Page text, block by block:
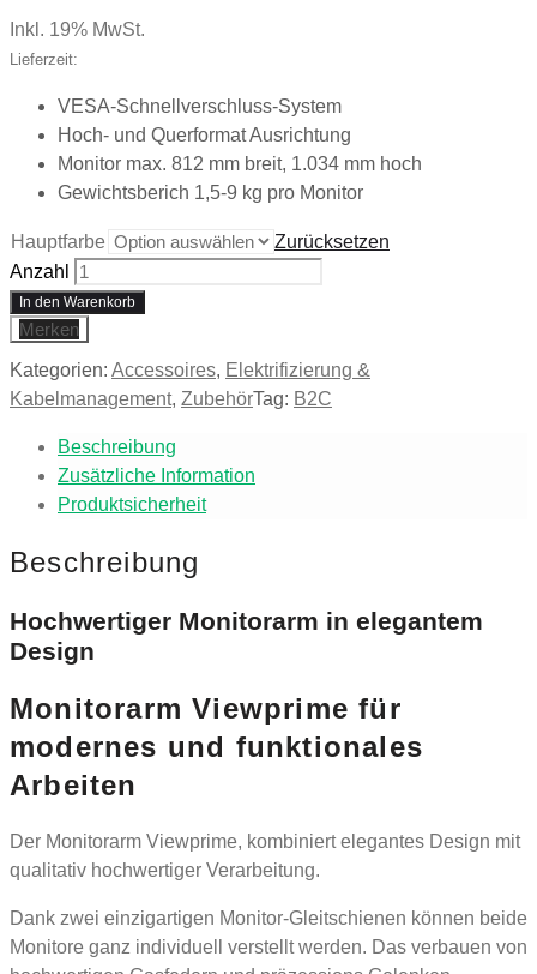
Inkl. 19% MwSt.
Lieferzeit:
VESA-Schnellverschluss-System
Hoch- und Querformat Ausrichtung
Monitor max. 812 mm breit, 1.034 mm hoch
Gewichtsberich 1,5-9 kg pro Monitor
Hauptfarbe
Zurücksetzen
Anzahl
In den Warenkorb
Merken
Kategorien: Accessoires, Elektrifizierung &
Kabelmanagement, ZubehörTag: B2C
Beschreibung
Zusätzliche Information
Produktsicherheit
Beschreibung
Hochwertiger Monitorarm in elegantem
Design
Monitorarm Viewprime für
modernes und funktionales
Arbeiten
Der Monitorarm Viewprime, kombiniert elegantes Design mit
qualitativ hochwertiger Verarbeitung.
Dank zwei einzigartigen Monitor-Gleitschienen können beide
Monitore ganz individuell verstellt werden. Das verbauen von